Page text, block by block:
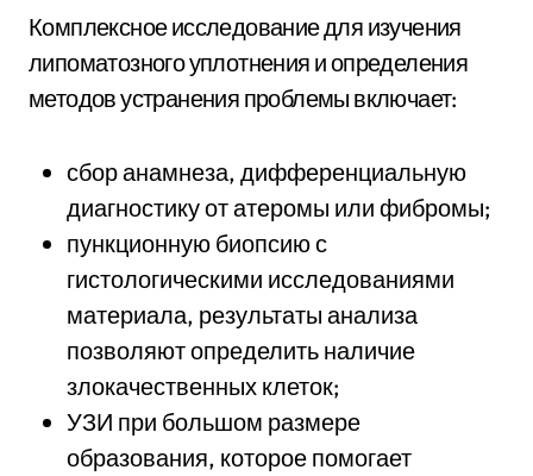
Комплексное исследование для изучения
липоматозного уплотнения и определения
методов устранения проблемы включает:
сбор анамнеза, дифференциальную
диагностику от атеромы или фибромы;
пункционную биопсию с
гистологическими исследованиями
материала, результаты анализа
позволяют определить наличие
злокачественных клеток;
УЗИ при большом размере
образования, которое помогает